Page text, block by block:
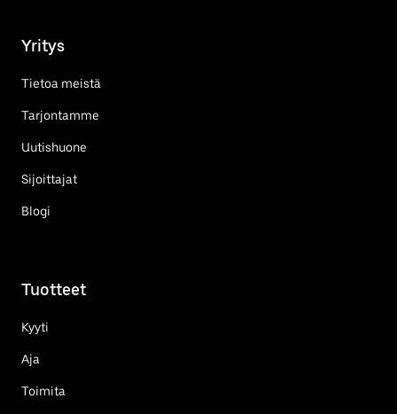
Yritys
Tietoa meistä
Tarjontamme
Uutishuone
Sijoittajat
Blogi
Tuotteet
Kyyti
Aja
Toimita